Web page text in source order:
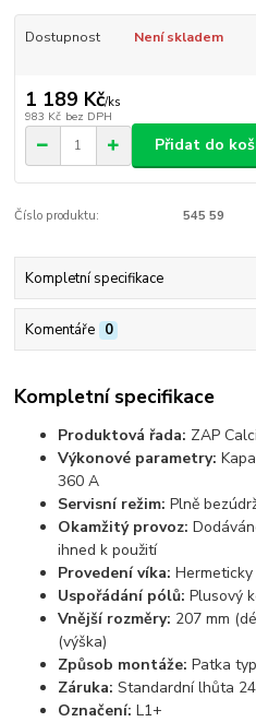
Dostupnost Není skladem
1 189 Kč/ks
983 Kč bez DPH
Přidat do
Číslo produktu: 545 59
Kompletní specifikace
Komentáře 0
Kompletní specifikace
Produktová řada: ZAP
Výkonové parametry:
360 A
Servisní režim: Plně
Okamžitý provoz:
ihned k použití
Provedení víka:
Uspořádání pólů: Plusový
Vnější rozměry: 207 mm
(výška)
Způsob montáže: Patka
Záruka: Standardní lhůta
Označení:L1+